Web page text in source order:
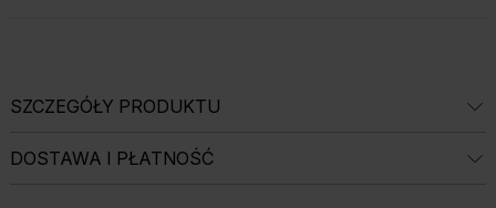
SZCZEGÓŁY PRODUKTU
DOSTAWA I PŁATNOŚĆ